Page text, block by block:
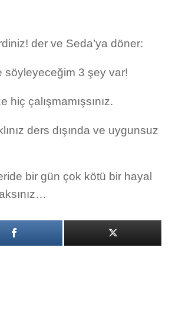
der ve Seda’ya döner:
söyleyeceğim 3 şey var!
hiç çalışmamışsınız.
ders dışında ve uygunsuz
bir gün çok kötü bir hayal